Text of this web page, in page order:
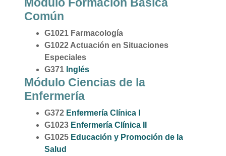
Común
G1021 Farmacología
G1022 Actuación en Situaciones
Especiales
G371 Inglés
Módulo Ciencias de la
Enfermería
G372 Enfermería Clínica I
G1023 Enfermería Clínica II
G1025 Educación y Promoción de la
Salud